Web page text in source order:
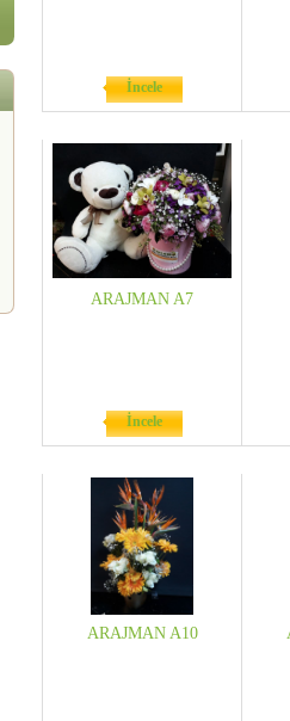
İncele
ARAJMAN A7
İncele
ARAJMAN A10